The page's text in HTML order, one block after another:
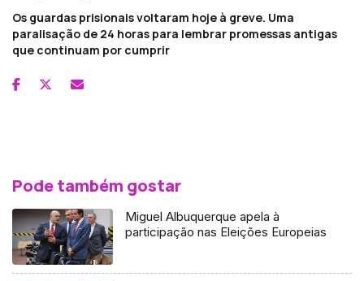
Os guardas prisionais voltaram hoje à greve. Uma
paralisação de 24 horas para lembrar promessas antigas
que continuam por cumprir
Pode também gostar
Miguel Albuquerque apela à
participação nas Eleições Europeias